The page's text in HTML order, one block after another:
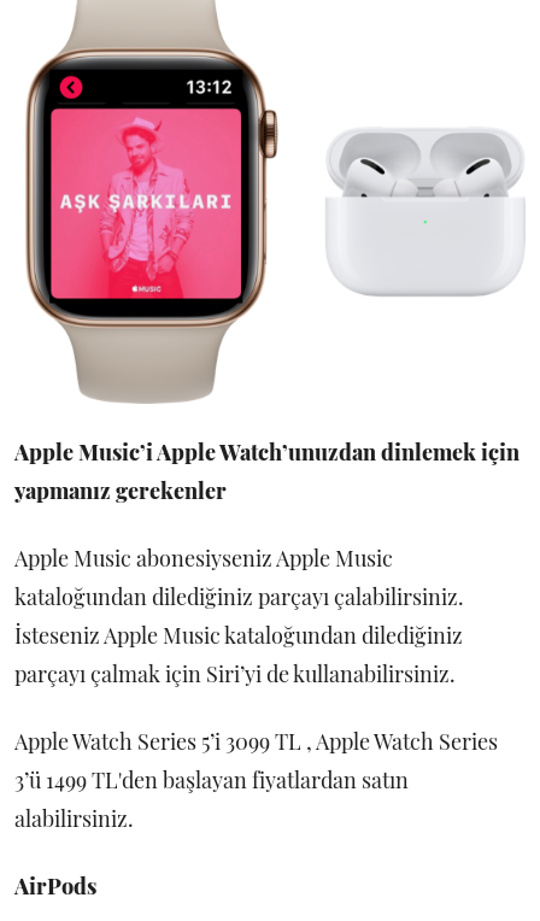
Apple Music’i Apple Watch’unuzdan dinlemek için
yapmanız gerekenler
Apple Music abonesiyseniz Apple Music
kataloğundan dilediğiniz parçayı çalabilirsiniz.
İsteseniz Apple Music kataloğundan dilediğiniz
parçayı çalmak için Siri’yi de kullanabilirsiniz.
Apple Watch Series 5’i 3099 TL , Apple Watch Series
3’ü 1499 TL'den başlayan fiyatlardan satın
alabilirsiniz.
AirPods